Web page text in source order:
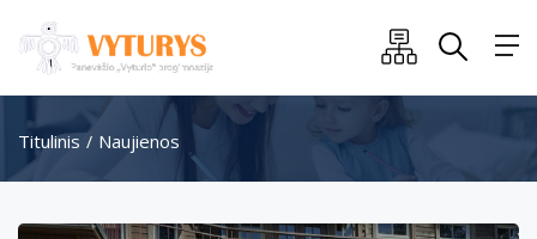
Titulinis Naujienos